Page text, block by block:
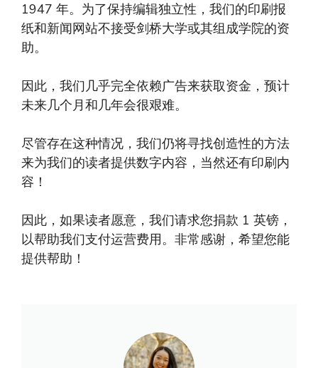
1947 年。为了保持编辑独立性，我们的印刷报
纸和新闻网站不接受剑桥大学或其组成学院的资
助。
因此，我们几乎完全依赖广告来获取资金，预计
未来几个月和几年会很艰难。
尽管存在这种情况，我们仍将寻找创造性的方法
来为我们的读者提供数字内容，当然还有印刷内
容！
因此，如果读者愿意，我们请求您捐款 1 英镑，
以帮助我们支付运营费用。非常感谢，希望您能
提供帮助！